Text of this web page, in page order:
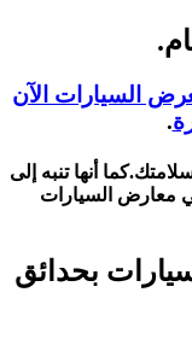
السيارات الآن
.
أنها تنبه إلى
معارض السيارات
بحدائق